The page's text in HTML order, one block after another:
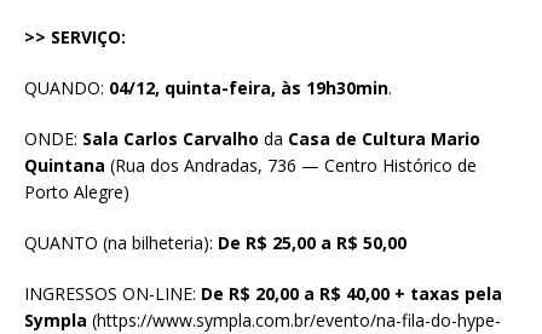
>> SERVIÇO:
QUANDO: 04/12, quinta-feira, às 19h30min.
ONDE: Sala Carlos Carvalho da Casa de Cultura Mario
Quintana (Rua dos Andradas, 736 — Centro Histórico de
Porto Alegre)
QUANTO (na bilheteria): De R$ 25,00 a R$ 50,00
INGRESSOS ON-LINE: De R$ 20,00 a R$ 40,00 + taxas pela
Sympla (https://www.sympla.com.br/evento/na-fila-do-hype-